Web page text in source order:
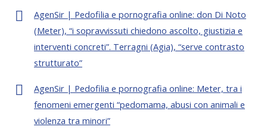
AgenSir | Pedofilia e pornografia online: don Di Noto
(Meter), “i sopravvissuti chiedono ascolto, giustizia e
interventi concreti”. Terragni (Agia), “serve contrasto
strutturato”
AgenSir | Pedofilia e pornografia online: Meter, tra i
fenomeni emergenti “pedomama, abusi con animali e
violenza tra minori”